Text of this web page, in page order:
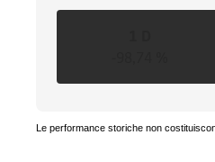
Le performance storiche non